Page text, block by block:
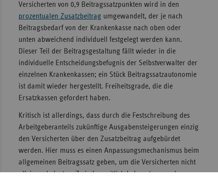
Versicherten von 0,9 Beitragssatzpunkten wird in den
prozentualen Zusatzbeitrag umgewandelt, der je nach
Beitragsbedarf von der Krankenkasse nach oben oder
unten abweichend individuell festgelegt werden kann.
Dieser Teil der Beitragsgestaltung fällt wieder in die
individuelle Entscheidungsbefugnis der Selbstverwalter der
einzelnen Krankenkassen; ein Stück Beitragssatzautonomie
ist damit wieder hergestellt. Freiheitsgrade, die die
Ersatzkassen gefordert haben.
Kritisch ist allerdings, dass durch die Festschreibung des
Arbeitgeberanteils zukünftige Ausgabensteigerungen einzig
den Versicherten über den Zusatzbeitrag aufgebürdet
werden. Hier muss es einen Anpassungsmechanismus beim
allgemeinen Beitragssatz geben, um die Versicherten nicht
allein zu belasten. Zwischenzeitlich bekannt gewordene